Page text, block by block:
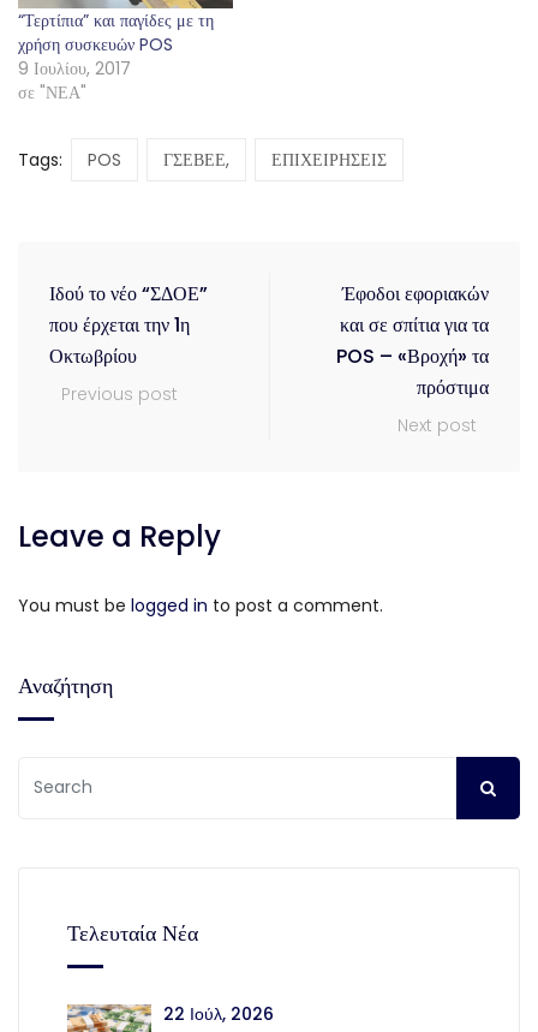
“Τερτίπια” και παγίδες με τη
χρήση συσκευών POS
9 Ιουλίου, 2017
σε "ΝΕΑ"
Tags: POS ΓΣΕΒΕΕ, ΕΠΙΧΕΙΡΗΣΕΙΣ
Ιδού το νέο “ΣΔΟΕ”
που έρχεται την 1η
Οκτωβρίου
Previous post
Έφοδοι εφοριακών
και σε σπίτια για τα
POS – «Βροχή» τα
πρόστιμα
Next post
Leave a Reply
You must be logged in to post a comment.
Αναζήτηση
Τελευταία Νέα
22 Ιούλ, 2026